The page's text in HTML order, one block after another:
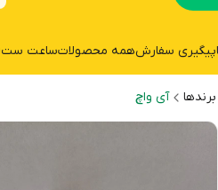
پیگیری سفارشهمه محصولاتساعت
برندها آی واچ